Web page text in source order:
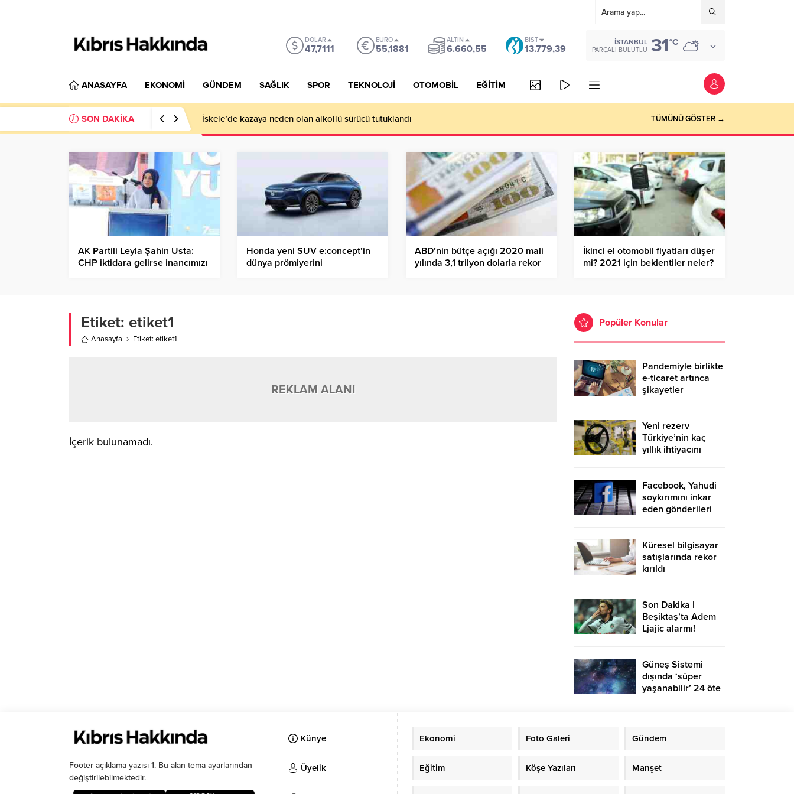
DOLAR
47,7111
EURO
55,1881
ALTIN
6.660,55
BIST
13.779,39
İSTANBUL
PARÇALI BULUTLU 31°C
ANASAYFA EKONOMİ GÜNDEM SAĞLIK SPOR TEKNOLOJİ OTOMOBİL EĞİTİM
SON DAKİKA İskele’de kazaya neden olan alkollü sürücü tutuklandı TÜMÜNÜ GÖSTER →
AK Partili Leyla Şahin Usta:
CHP iktidara gelirse inancımızı
Honda yeni SUV e:concept’in
dünya prömiyerini
ABD’nin bütçe açığı 2020 mali
yılında 3,1 trilyon dolarla rekor
İkinci el otomobil fiyatları düşer
mi? 2021 için beklentiler neler?
Etiket: etiket1
Anasayfa Etiket: etiket1
REKLAM ALANI
İçerik bulunamadı.
Popüler Konular
Pandemiyle birlikte
e-ticaret artınca
şikayetler
Yeni rezerv
Türkiye’nin kaç
yıllık ihtiyacını
Facebook, Yahudi
soykırımını inkar
eden gönderileri
Küresel bilgisayar
satışlarında rekor
kırıldı
Son Dakika |
Beşiktaş’ta Adem
Ljajic alarmı!
Güneş Sistemi
dışında ‘süper
yaşanabilir’ 24 öte
Footer açıklama yazısı 1. Bu alan tema ayarlarından
değiştirilebilmektedir.
Künye
Üyelik
Ekonomi Foto Galeri Gündem
Eğitim Köşe Yazıları Manşet